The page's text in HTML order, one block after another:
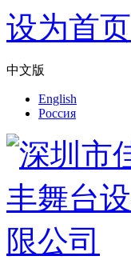
设为首页
中文版
English
Pоссия